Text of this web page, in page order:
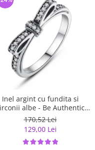
Inel argint cu fundita si
albe - Be Authentic
IST0007
170,52 Lei
129,00 Lei